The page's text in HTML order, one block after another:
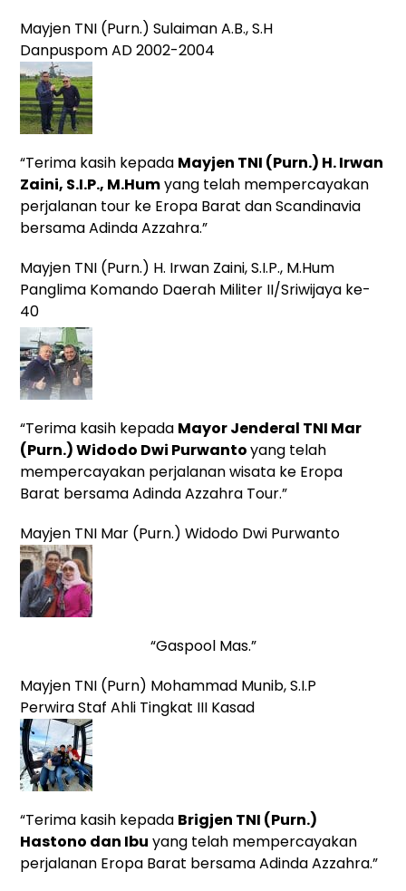
Mayjen TNI (Purn.) Sulaiman A.B., S.H
Danpuspom AD 2002-2004
“Terima kasih kepada Mayjen TNI (Purn.) H. Irwan
Zaini, S.I.P., M.Humyang telah mempercayakan
perjalanan tour ke Eropa Barat dan Scandinavia
bersama Adinda Azzahra.”
Mayjen TNI (Purn.) H. Irwan Zaini, S.I.P., M.Hum
Panglima Komando Daerah Militer II/Sriwijaya ke-
40
“Terima kasih kepada Mayor Jenderal TNI Mar
(Purn.) Widodo Dwi Purwantoyang telah
mempercayakan perjalanan wisata ke Eropa
Barat bersama Adinda Azzahra Tour.”
Mayjen TNI Mar (Purn.) Widodo Dwi Purwanto
“Gaspool Mas.”
Mayjen TNI (Purn) Mohammad Munib, S.I.P
Perwira Staf Ahli Tingkat III Kasad
“Terima kasih kepada Brigjen TNI (Purn.)
Hastono dan Ibu yang telah mempercayakan
perjalanan Eropa Barat bersama Adinda Azzahra.”